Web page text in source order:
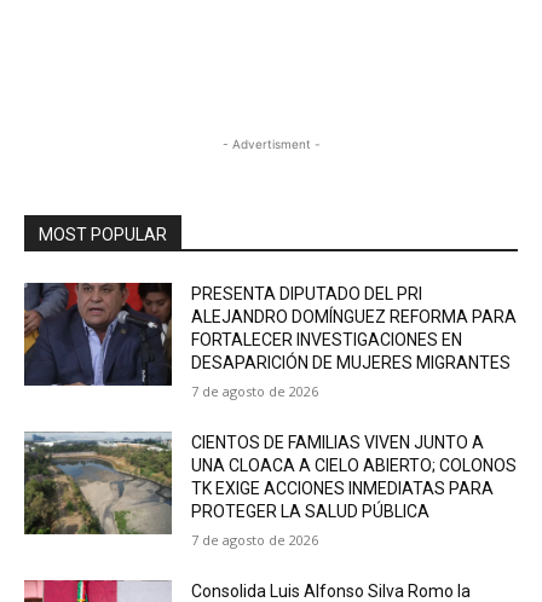
- Advertisment -
MOST POPULAR
PRESENTA DIPUTADO DEL PRI
ALEJANDRO DOMÍNGUEZ REFORMA PARA
FORTALECER INVESTIGACIONES EN
DESAPARICIÓN DE MUJERES MIGRANTES
7 de agosto de 2026
CIENTOS DE FAMILIAS VIVEN JUNTO A
UNA CLOACA A CIELO ABIERTO; COLONOS
TK EXIGE ACCIONES INMEDIATAS PARA
PROTEGER LA SALUD PÚBLICA
7 de agosto de 2026
Consolida Luis Alfonso Silva Romo la